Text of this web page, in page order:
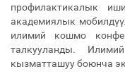
профилактикалык
академиялык
илимий кошмо
талкууланды.
кызматташуу боюнча